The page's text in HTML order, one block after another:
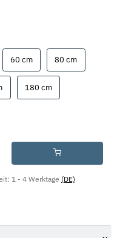
60 cm60 cm 80 cm80 cm
150 cm180 cm180 cm
1 - 4 Werktage (DE)